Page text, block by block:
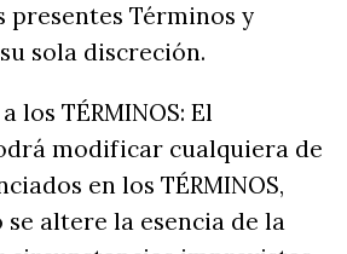
presentes Términos y
sola discreción.
los TÉRMINOS: El
modificar cualquiera de
en los TÉRMINOS,
se altere la esencia de la